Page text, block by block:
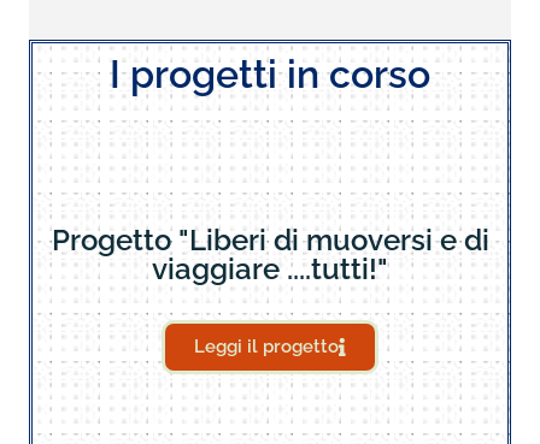
I progetti in corso
Progetto "Liberi di muoversi e di
viaggiare ....tutti!"
Leggi il progetto